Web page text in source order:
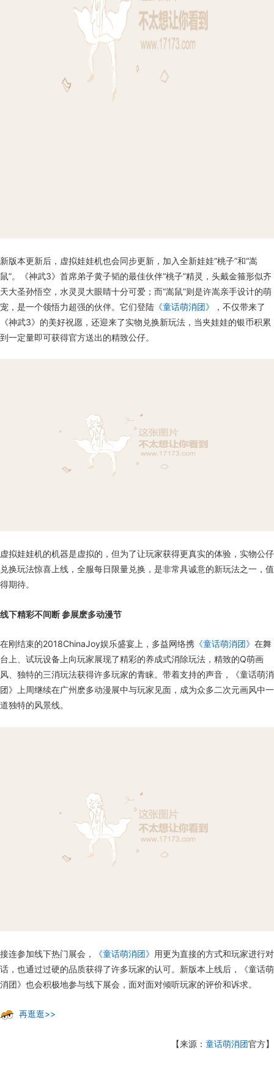
新版本更新后，虚拟娃娃机也会同步更新，加入全新娃娃“桃子”和“嵩
鼠”。《神武3》首席弟子黄子韬的最佳伙伴“桃子”精灵，头戴金箍形似齐
天大圣孙悟空，水灵灵大眼睛十分可爱；而“嵩鼠”则是许嵩亲手设计的萌
宠，是一个领悟力超强的伙伴。它们登陆 《童话萌消团》
，不仅带来了
《神武3》的美好祝愿，还迎来了实物兑换新玩法，当夹娃娃的银币积累
到一定量即可获得官方送出的精致公仔。
虚拟娃娃机的机器是虚拟的，但为了让玩家获得更真实的体验，实物公仔
兑换玩法惊喜上线，全服每日限量兑换，是非常具诚意的新玩法之一，值
得期待。
线下精彩不间断 参展麽多动漫节
在刚结束的2018ChinaJoy娱乐盛宴上，多益网络携 《童话萌消团》 在舞
台上、试玩设备上向玩家展现了精彩的养成式消除玩法，精致的Q萌画
风、独特的三消玩法获得许多玩家的青睐。带着支持的声音，《童话萌消
团》上周继续在广州麽多动漫展中与玩家见面，成为众多二次元画风中一
道独特的风景线。
接连参加线下热门展会， 《童话萌消团》 用更为直接的方式和玩家进行对
话，也通过过硬的品质获得了许多玩家的认可。新版本上线后，《童话萌
消团》也会积极地参与线下展会，面对面对倾听玩家的评价和诉求。
再逛逛>>
【来源： 童话萌消团官方】